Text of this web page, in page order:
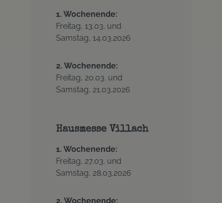
1. Wochenende:
Freitag, 13.03. und
Samstag, 14.03.2026
2. Wochenende:
Freitag, 20.03. und
Samstag, 21.03.2026
Hausmesse Villach
1. Wochenende:
Freitag, 27.03. und
Samstag, 28.03.2026
2. Wochenende: